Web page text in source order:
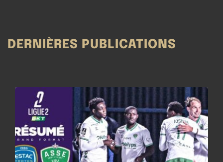
DERNIÈRES PUBLICATIONS